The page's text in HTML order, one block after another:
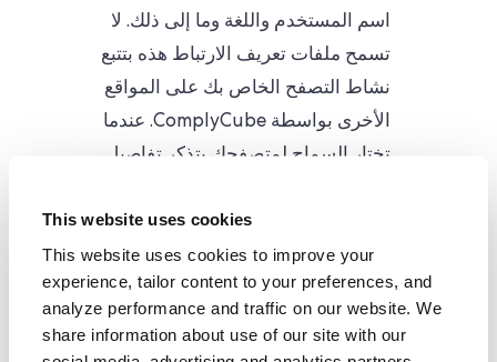
This website uses cookies
This website uses cookies to improve your
experience, tailor content to your preferences, and
analyze performance and traffic on our website. We
share information about use of our site with our
اسم المستخدم واللغة وما إلى ذلك. لا
تسمح ملفات تعريف الارتباط هذه بتتبع
نشاط التصفح الخاص بك على المواقع
الأخرى بواسطة ComplyCube. عندما
تختار السماح لمتصفحك بتذكر تفاصيل
على أنه يمكننا وضع هذه الأنواع من ملفات
تعريف الارتباط على جهازك.
الاستهداف ضروري ، والذي يتم استخدامه
واهتماماته. بالنسبة للمستخدمين الذين